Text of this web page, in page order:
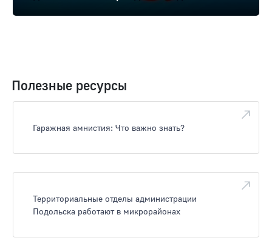
Полезные ресурсы
Гаражная амнистия: Что важно знать?
Территориальные отделы администрации
Подольска работают в микрорайонах